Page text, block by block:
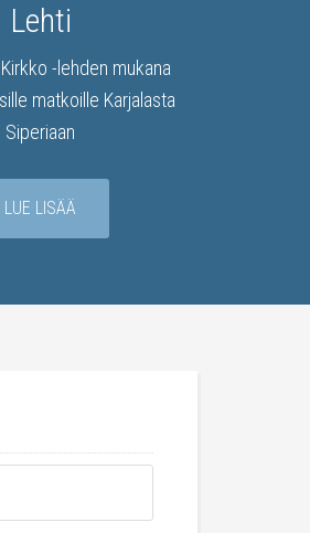
Lehti
-lehden mukana
matkoille Karjalasta
Siperiaan
LUE LISÄÄ